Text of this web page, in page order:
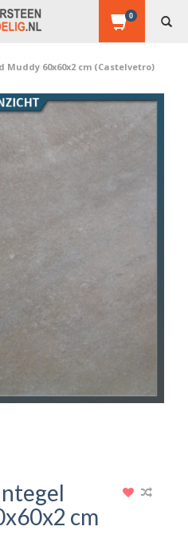
0
60x60x2 cm (Castelvetro)
cm